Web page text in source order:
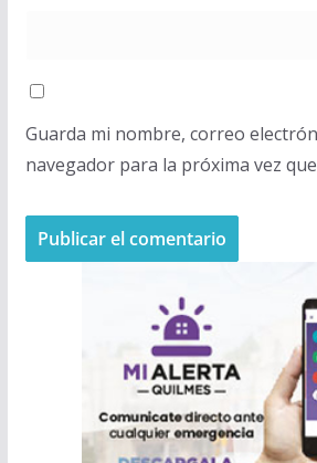
Guarda mi nombre, correo
navegador para la próxima vez